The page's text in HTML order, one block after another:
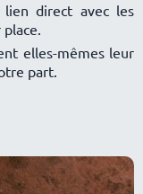
direct avec les
elles-mêmes leur
part.